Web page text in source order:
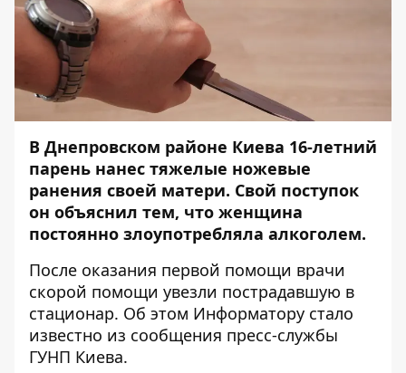
В Днепровском районе Киева 16-летний
парень нанес тяжелые ножевые
ранения своей матери. Свой поступок
он объяснил тем, что женщина
постоянно злоупотребляла алкоголем.
После оказания первой помощи врачи
скорой помощи увезли пострадавшую в
стационар. Об этом Информатору стало
известно из сообщения пресс-службы
ГУНП Киева.